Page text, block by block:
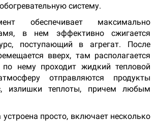
систему.
обеспечивает максимально
в нем эффективно сжигается
поступающий в агрегат. После
вверх, там располагается
по нему проходит жидкий тепловой
отправляются продукты
излишки теплоты, причем любым
устроена просто, включает несколько